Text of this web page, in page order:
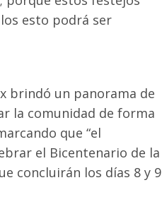
esto podrá ser
brindó un panorama de
la comunidad de forma
que “el
el Bicentenario de la
concluirán los días 8 y 9